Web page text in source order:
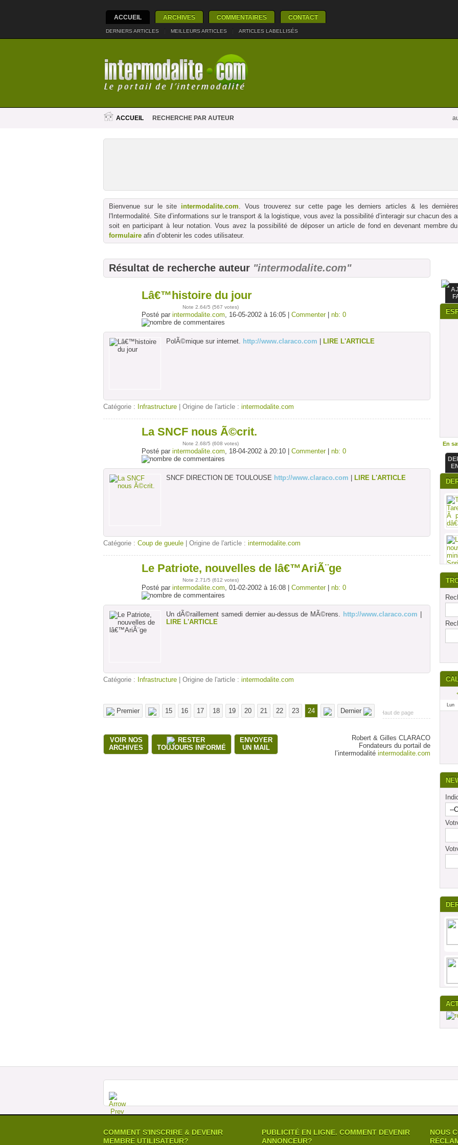
ACCUEIL ARCHIVES COMMENTAIRES CONTACT
DERNIERS ARTICLES | MEILLEURS ARTICLES | ARTICLES LABELLISÉS
ACCUEIL RECHERCHE PAR AUTEUR
Bienvenue sur le site intermodalite.com. Vous trouverez sur cette page les derniers articles & les
l'Intermodalité. Site d’informations sur le transport & la logistique, vous avez la possibilité d’interagir sur chacun des
soit en participant à leur notation. Vous avez la possibilité de déposer un article de fond en devenant membre
formulaire afin d’obtenir les codes utilisateur.
Résultat de recherche auteur "intermodalite.com"
Lâ€™histoire du jour
Note 2.64/5 (567 votes)
Posté par intermodalite.com, 16-05-2002 à 16:05 | Commenter| nb: 0
PolÃ©mique sur internet. http://www.claraco.com LIRE L'ARTICLE
Catégorie : Infrastructure | Origine de l'article : intermodalite.com
La SNCF nous Ã©crit.
Note 2.68/5 (608 votes)
Posté par intermodalite.com, 18-04-2002 à 20:10 | Commenter| nb: 0
SNCF DIRECTION DE TOULOUSE http://www.claraco.com LIRE L'ARTICLE
Catégorie : Coup de gueule | Origine de l'article : intermodalite.com
Le Patriote, nouvelles de lâ€™AriÃ¨ge
Note 2.71/5 (612 votes)
Posté par intermodalite.com, 01-02-2002 à 16:08 | Commenter| nb: 0
Un dÃ©raillement samedi dernier au-dessus de MÃ©rens. http://www.claraco.com
LIRE L'ARTICLE
Catégorie : Infrastructure | Origine de l'article : intermodalite.com
Premier 15 16 17 18 19 20 21 22 23 24 Dernier Haut de page
VOIR NOS
ARCHIVES
RESTER
TOUJOURS INFORMÉ
ENVOYER
UN MAIL
Robert & Gilles CLARACO
Fondateurs du portail de
l’intermodalité intermodalite.com
En
Lun
COMMENT S'INSCRIRE & DEVENIR
MEMBRE UTILISATEUR?
PUBLICITÉ EN LIGNE. COMMENT DEVENIR
ANNONCEUR?
NOUS